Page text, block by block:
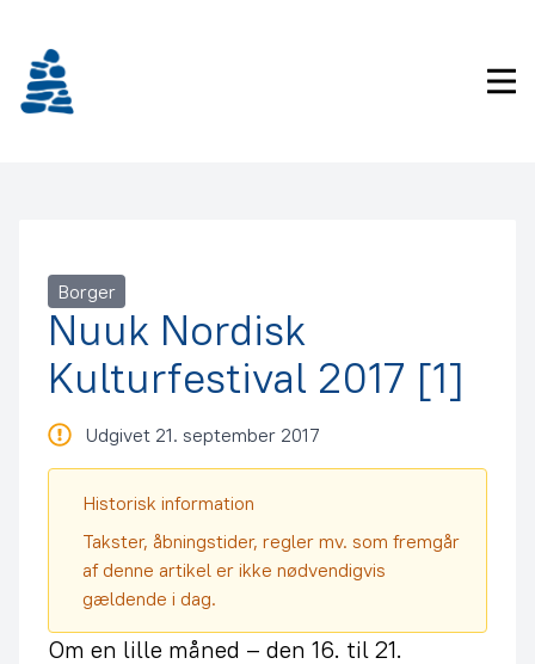
indhold
Borger
Nuuk Nordisk
Kulturfestival 2017 [1]
Udgivet 21. september 2017
Historisk information
Takster, åbningstider, regler mv. som fremgår
af denne artikel er ikke nødvendigvis
gældende i dag.
Om en lille måned – den 16. til 21.